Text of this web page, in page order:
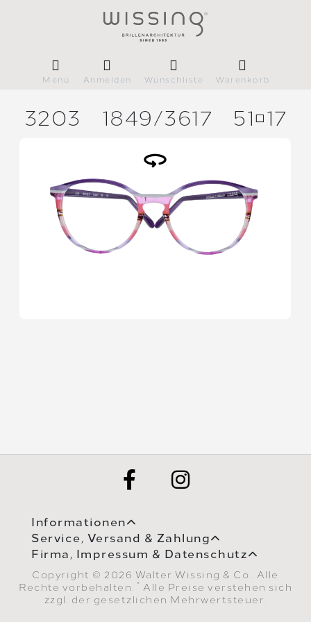
Menü Anmelden Wunschliste Warenkorb
3203 1849/3617 5117
Informationen
Service, Versand & Zahlung
Firma, Impressum & Datenschutz
Copyright © 2026 Walter Wissing & Co.. Alle
Rechte vorbehalten.
* Alle Preise verstehen sich
zzgl. der gesetzlichen Mehrwertsteuer.